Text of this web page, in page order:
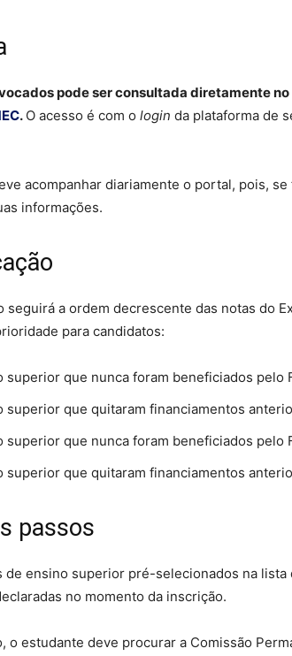
pode ser consultada diretamente no
. O acesso é com o login da plataforma de
acompanhar diariamente o portal, pois,
informações.
seguirá a ordem decrescente das notas do
para candidatos:
superior que nunca foram beneficiados pelo
superior que quitaram financiamentos
superior que nunca foram beneficiados pelo
superior que quitaram financiamentos
passos
de ensino superior pré-selecionados na lista
no momento da inscrição.​​
o estudante deve procurar a Comissão